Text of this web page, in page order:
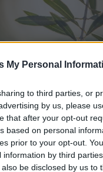
My Personal
to third parties, or
by us, please
that after your opt-out
based on personal
prior to your opt-out.
by third
be disclosed by us to
Ξεκινά η
των